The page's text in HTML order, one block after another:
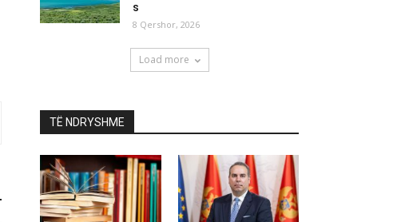
s
8 Qershor, 2026
Load more
TË NDRYSHME